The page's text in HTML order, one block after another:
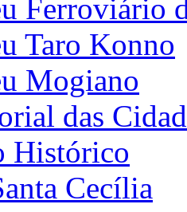
Ferroviário
Taro Konno
Mogiano
das
Histórico
Cecília